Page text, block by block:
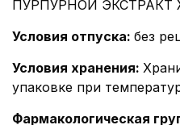
ПУРПУРНОЙ
Условия отпуска: без
Условия хранения:
упаковке при
Фармакологическая